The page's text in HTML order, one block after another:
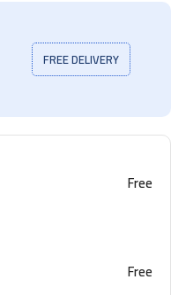
FREE DELIVERY
Free
Free